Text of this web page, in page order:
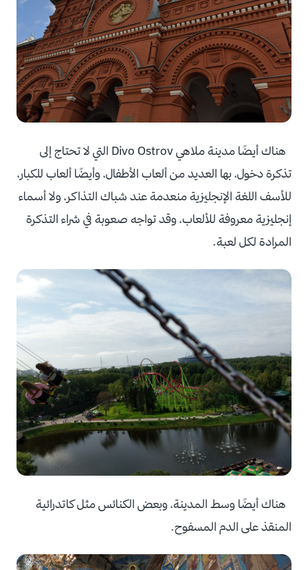
هناك أيضًا مدينة ملاهي Divo Ostrov التي لا تحتاج إلى
تذكرة دخول، بها العديد من ألعاب الأطفال، وأيضًا ألعاب للكبار،
للأسف اللغة الإنجليزية منعدمة عند شباك التذاكر، ولا أسماء
إنجليزية معروفة للألعاب، وقد تواجه صعوبة في شراء التذكرة
المرادة لكل لعبة.
هناك أيضًا وسط المدينة، وبعض الكنائس مثل كاتدرائية
المنقذ على الدم المسفوح.